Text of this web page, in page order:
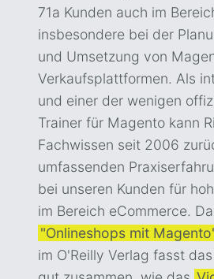
71a Kunden auch im
insbesondere bei der
und Umsetzung von
Verkaufsplattformen. Als
und einer der wenigen
Trainer für Magento kann
Fachwissen seit 2006
umfassenden
bei unseren Kunden für
im Bereich eCommerce.
"Onlineshops mit
im O'Reilly Verlag fasst